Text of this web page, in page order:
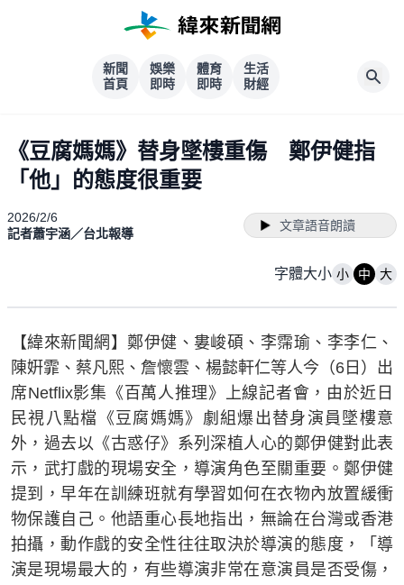
新聞
首頁
娛樂
即時
體育
即時
生活
財經
《豆腐媽媽》替身墜樓重傷 鄭伊健指
「他」的態度很重要
2026/2/6
記者蕭宇涵／台北報導
文章語音朗讀
字體大小 小 中 大
【緯來新聞網】鄭伊健、婁峻碩、李霈瑜、李李仁、
陳姸霏、蔡凡熙、詹懷雲、楊懿軒仁等人今（6日）出
席Netflix影集《百萬人推理》上線記者會，由於近日
民視八點檔《豆腐媽媽》劇組爆出替身演員墜樓意
外，過去以《古惑仔》系列深植人心的鄭伊健對此表
示，武打戲的現場安全，導演角色至關重要。鄭伊健
提到，早年在訓練班就有學習如何在衣物內放置緩衝
物保護自己。他語重心長地指出，無論在台灣或香港
拍攝，動作戲的安全性往往取決於導演的態度，「導
演是現場最大的，有些導演非常在意演員是否受傷，